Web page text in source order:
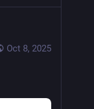
Oct 8, 2025